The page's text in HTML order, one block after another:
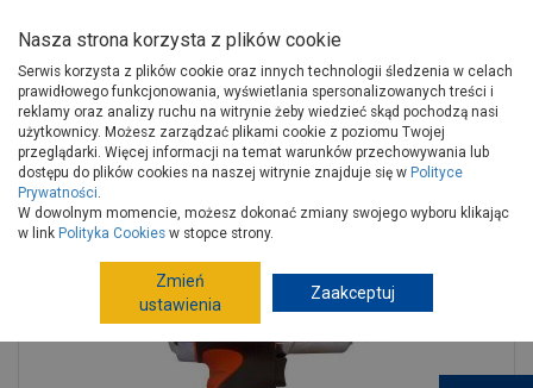
Strona główna Narzędzia
Narzędzia ręczne, warsztat
Klucze, zestawy narzędziowe
Pozostałe klucze
Klucz udarowy 1/2 570 nm pneumatyczny PANSAM
Nasza strona korzysta z plików cookie
Serwis korzysta z plików cookie oraz innych technologii śledzenia w celach
prawidłowego funkcjonowania, wyświetlania spersonalizowanych treści i
reklamy oraz analizy ruchu na witrynie żeby wiedzieć skąd pochodzą nasi
użytkownicy. Możesz zarządzać plikami cookie z poziomu Twojej
przeglądarki. Więcej informacji na temat warunków przechowywania lub
dostępu do plików cookies na naszej witrynie znajduje się w Polityce
Prywatności.
W dowolnym momencie, możesz dokonać zmiany swojego wyboru klikając
w link Polityka Cookies w stopce strony.
Zmień
ustawienia
Zaakceptuj